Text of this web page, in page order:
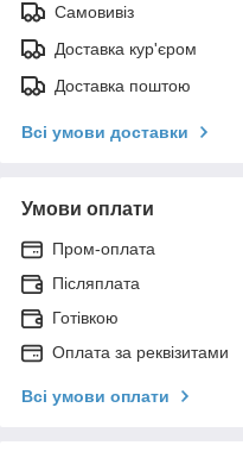
Самовивіз
Доставка кур'єром
Доставка поштою
Всі умови доставки
Умови оплати
Пром-оплата
Післяплата
Готівкою
Оплата за реквізитами
Всі умови оплати